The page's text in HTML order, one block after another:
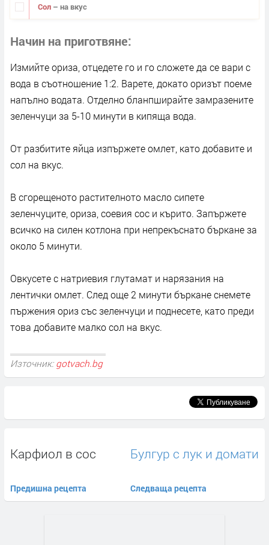
Сол – на вкус
Начин на приготвяне
Измийте ориза, отцедете го и го сложете да се вари с
вода в съотношение 1:2. Варете, докато оризът поеме
напълно водата. Отделно бланпширайте замразените
зеленчуци за 5-10 минути в кипяща вода.
От разбитите яйца изпържете омлет, като добавите и
сол на вкус.
В сгорещеното растителното масло сипете
зеленчуците, ориза, соевия сос и кърито. Запържете
всичко на силен котлона при непрекъснато бъркане за
около 5 минути.
Овкусете с натриевия глутамат и нарязания на
лентички омлет. След още 2 минути бъркане снемете
пържения ориз със зеленчуци и поднесете, като преди
това добавите малко сол на вкус.
Източник: gotvach.bg
Карфиол в сос
Предишна рецепта
Булгур с лук и домати
Следваща рецепта